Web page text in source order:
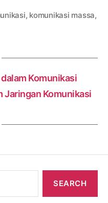
, komunikasi massa,
Komunikasi
Jaringan Komunikasi